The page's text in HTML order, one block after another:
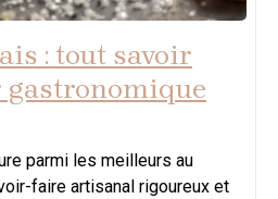
: tout savoir
gastronomique
parmi les meilleurs au
faire artisanal rigoureux et